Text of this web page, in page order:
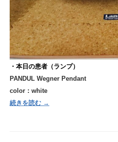
・本日の患者（ランプ）
PANDUL Wegner Pendant
color：white
続きを読む →